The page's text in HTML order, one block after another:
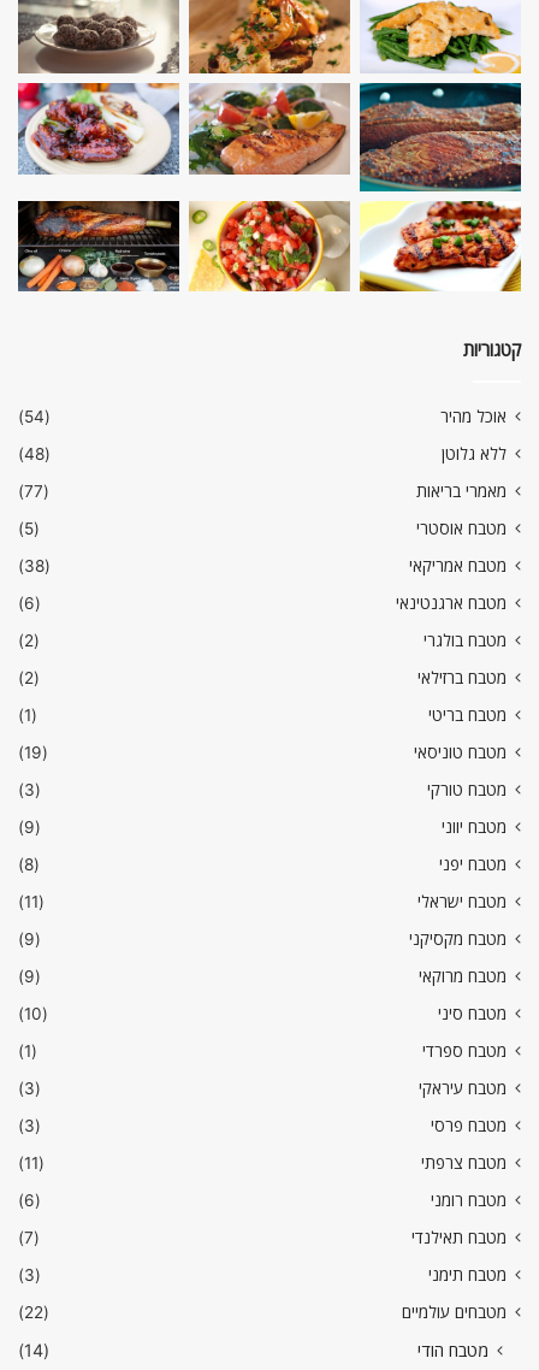
קטגוריות
אוכל מהיר
(54)
ללא גלוטן
(48)
מאמרי בריאות
(77)
מטבח אוסטרי
(5)
מטבח אמריקאי
(38)
מטבח ארגנטינאי
(6)
מטבח בולגרי
(2)
מטבח ברזילאי
(2)
מטבח בריטי
(1)
מטבח טוניסאי
(19)
מטבח טורקי
(3)
מטבח יווני
(9)
מטבח יפני
(8)
מטבח ישראלי
(11)
מטבח מקסיקני
(9)
מטבח מרוקאי
(9)
מטבח סיני
(10)
מטבח ספרדי
(1)
מטבח עיראקי
(3)
מטבח פרסי
(3)
מטבח צרפתי
(11)
מטבח רומני
(6)
מטבח תאילנדי
(7)
מטבח תימני
(3)
מטבחים עולמיים
(22)
מטבח הודי
(14)